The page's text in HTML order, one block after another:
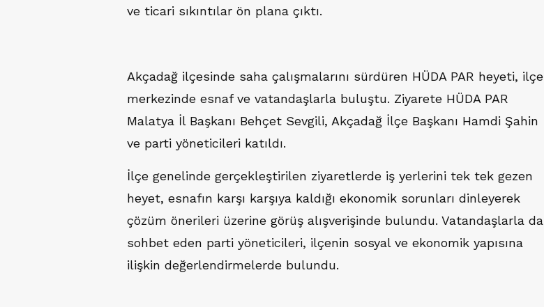
ve ticari sıkıntılar ön plana çıktı.
Akçadağ ilçesinde saha çalışmalarını sürdüren HÜDA PAR heyeti, ilçe
merkezinde esnaf ve vatandaşlarla buluştu. Ziyarete HÜDA PAR
Malatya İl Başkanı Behçet Sevgili, Akçadağ İlçe Başkanı Hamdi Şahin
ve parti yöneticileri katıldı.
İlçe genelinde gerçekleştirilen ziyaretlerde iş yerlerini tek tek gezen
heyet, esnafın karşı karşıya kaldığı ekonomik sorunları dinleyerek
çözüm önerileri üzerine görüş alışverişinde bulundu. Vatandaşlarla da
sohbet eden parti yöneticileri, ilçenin sosyal ve ekonomik yapısına
ilişkin değerlendirmelerde bulundu.